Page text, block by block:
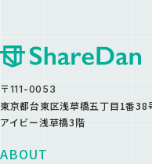
〒111-0053
東京都台東区浅草橋五丁目1番38
アイビー浅草橋3階
ABOUT